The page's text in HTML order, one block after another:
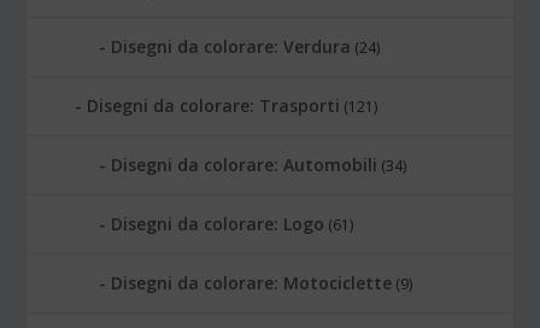
Disegni da colorare: Verdura (24)
Disegni da colorare: Trasporti (121)
Disegni da colorare: Automobili (34)
Disegni da colorare: Logo (61)
Disegni da colorare: Motociclette (9)